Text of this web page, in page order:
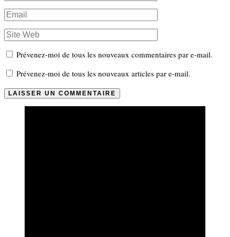
Prévenez-moi de tous les nouveaux commentaires par e-mail.
Prévenez-moi de tous les nouveaux articles par e-mail.